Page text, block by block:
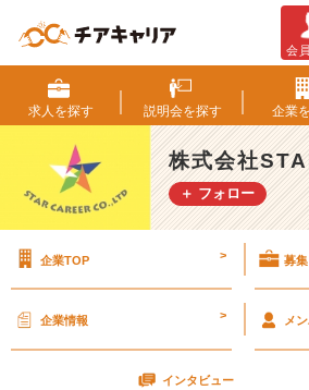
期
っ
て
い
い
ね
会
T
A
会
求人を探す 説明会を探す 企業を
株式会社
＋ フォロー
企業TOP > 募集
企業情報 > メ
インタビュー